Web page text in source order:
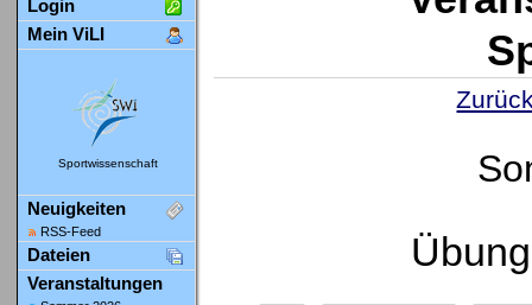
Login
Mein ViLI
Sportwissenschaft
Neuigkeiten
RSS-Feed
Dateien
Veranstaltungen